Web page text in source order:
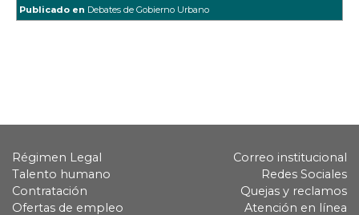
Publicado en Debates de Gobierno Urbano
Régimen Legal
Talento humano
Contratación
Ofertas de empleo
Correo institucional
Redes Sociales
Quejas y reclamos
Atención en línea